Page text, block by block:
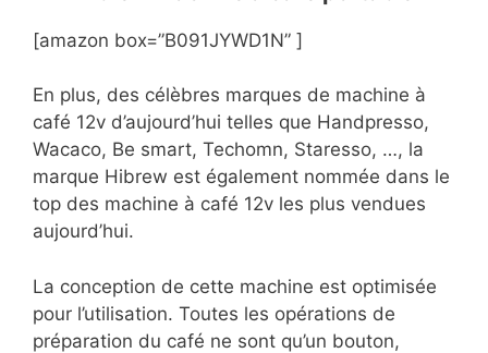
[amazon box=”B091JYWD1N” ]
En plus, des célèbres marques de machine à
café 12v d’aujourd’hui telles que Handpresso,
Wacaco, Be smart, Techomn, Staresso, …, la
marque Hibrew est également nommée dans le
top des machine à café 12v les plus vendues
aujourd’hui.
La conception de cette machine est optimisée
pour l’utilisation. Toutes les opérations de
préparation du café ne sont qu’un bouton,